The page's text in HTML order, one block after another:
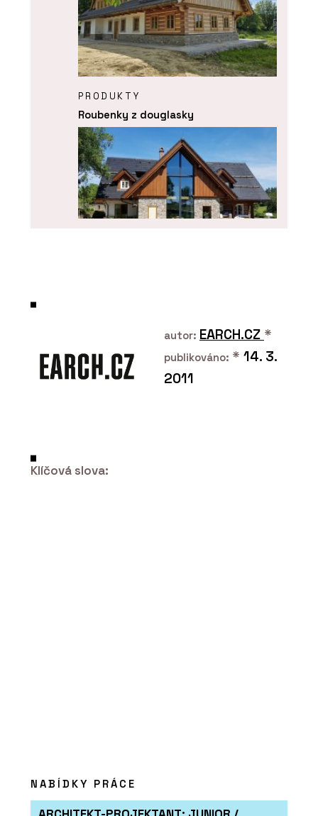
PRODUKTY
Roubenky z douglasky
ČLÁNKY
autor: EARCH.CZ *
publikováno: * 14. 3.
2011
Klíčová slova:
NABÍDKY PRÁCE